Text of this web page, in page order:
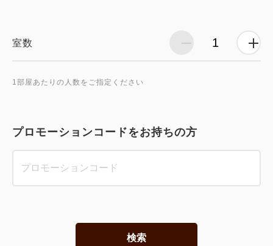
室数
1部屋あたりの人数をご指定ください
プロモーションコードをお持ちの方
検索